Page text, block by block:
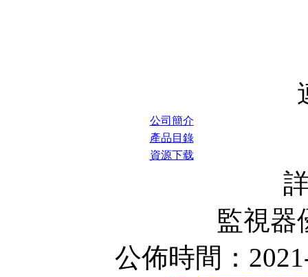
公司簡介
產品目錄
資源下载
監視器
公佈時間：